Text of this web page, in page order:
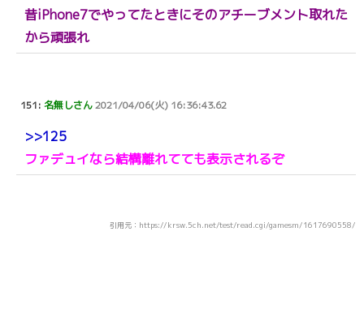
昔iPhone7でやってたときにそのアチーブメント取れた
から頑張れ
151: 名無しさん2021/04/06(火) 16:36:43.62
>>125
ファデュイなら結構離れてても表示されるぞ
引用元：https://krsw.5ch.net/test/read.cgi/gamesm/1617690558/